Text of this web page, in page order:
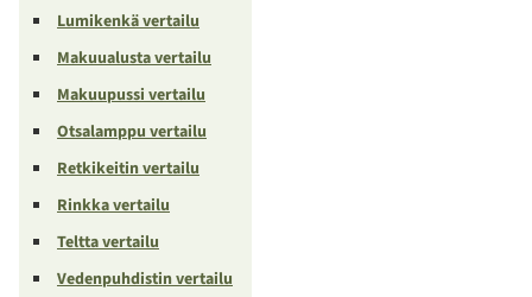
Lumikenkä vertailu
Makuualusta vertailu
Makuupussi vertailu
Otsalamppu vertailu
Retkikeitin vertailu
Rinkka vertailu
Teltta vertailu
Vedenpuhdistin vertailu